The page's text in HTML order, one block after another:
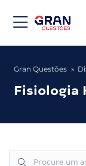
Gran Questões
Fisiologia